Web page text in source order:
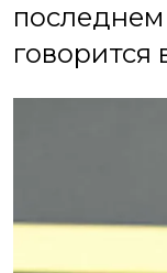
говорится